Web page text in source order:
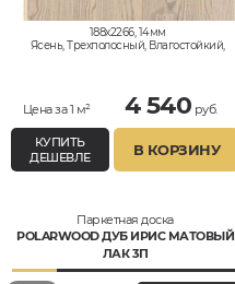
188x2266, 14мм
Ясень, Трехполосный, Влагостойкий,
Цена за 1 м² 4 540 руб.
КУПИТЬ
ДЕШЕВЛЕ
В КОРЗИНУ
Паркетная доска
POLARWOOD ДУБ ИРИС МАТОВЫЙ
ЛАК 3П